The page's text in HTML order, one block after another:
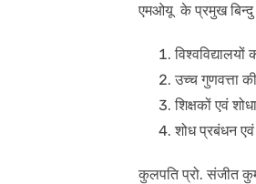
एमओयू के प्रमुख बिन्दु
उच्च गुणवत्ता
शिक्षकों एवं
शोध प्रबंधन
कुलपति प्रो. संजीत